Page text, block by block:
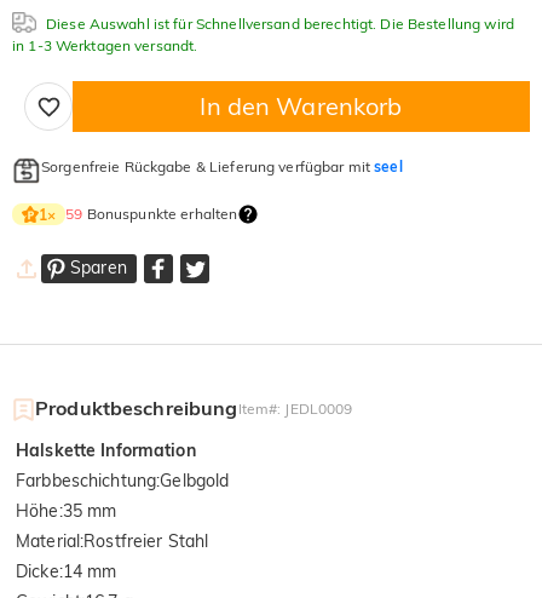
Diese Auswahl ist für Schnellversand berechtigt. Die Bestellung wird
in 1-3 Werktagen versandt.
In den Warenkorb
Sorgenfreie Rückgabe & Lieferung verfügbar mitseel
1× 59 Bonuspunkte erhalten
Sparen
Produktbeschreibung Item#: JEDL0009
Halskette Information
Farbbeschichtung:Gelbgold
Höhe:35 mm
Material:Rostfreier Stahl
Dicke:14 mm